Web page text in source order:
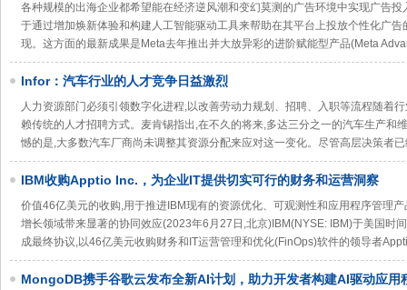
各种规模的出海企业都希望能在经济逆风潮和变幻莫测的广告环境中实现广告
于通过增加焕新体验和构建人工智能驱动工具来帮助在其平台上投放个性化广
现。这方面的最新成果是Meta去年推出并大放异彩的进阶赋能型产品(Meta
Infor：汽车行业的人才竞争日益激烈
人力资源部门必须引领数字化进程,以改善劳动力规划、招聘、入职等流程随着
赖传统的人才招聘方式。麦肯锡指出,在不久的将来,多达三分之一的汽车生产和
憾的是,大多数汽车厂商尚未调整其资源分配来应对这一变化。尽管高层决策者
IBM收购Apptio Inc.，为企业IT提供切实可行的财务和运营洞察
价值46亿美元的收购,用于推进IBM现有的资源优化、可观测性和应用程序管理
增长领域带来显著的协同效应(2023年6月27日,北京)IBM(NYSE: IBM)于美国时
成最终协议,以46亿美元收购财务和IT运营管理和优化(FinOps)软件的领导者
MongoDB携手谷歌云发布全新AI计划，助力开发者构建AI驱动应用